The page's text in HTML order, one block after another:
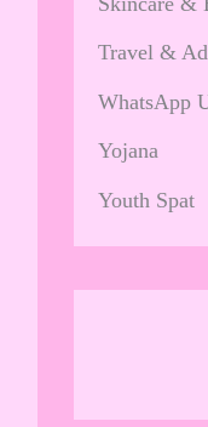
Travel &
WhatsApp
Yojana
Youth Spat